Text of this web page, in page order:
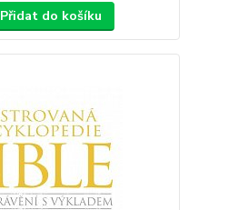
Přidat do košíku